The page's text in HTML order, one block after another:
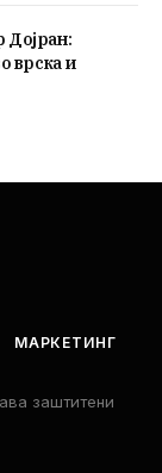
Дојран:
врска и
МАРКЕТИНГ
заштитени